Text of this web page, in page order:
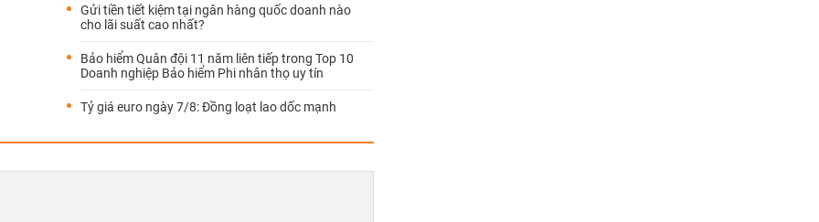
Gửi tiền tiết kiệm tại ngân hàng quốc doanh nào
cho lãi suất cao nhất?
Bảo hiểm Quân đội 11 năm liên tiếp trong Top 10
Doanh nghiệp Bảo hiểm Phi nhân thọ uy tín
Tỷ giá euro ngày 7/8: Đồng loạt lao dốc mạnh